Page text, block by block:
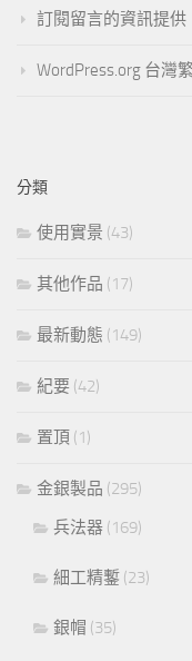
訂閱留言的資訊提供
WordPress.org 台灣
分類
使用實景 (43)
其他作品 (17)
最新動態 (149)
紀要 (42)
置頂 (1)
金銀製品 (295)
兵法器 (169)
細工精鏨 (23)
銀帽 (35)